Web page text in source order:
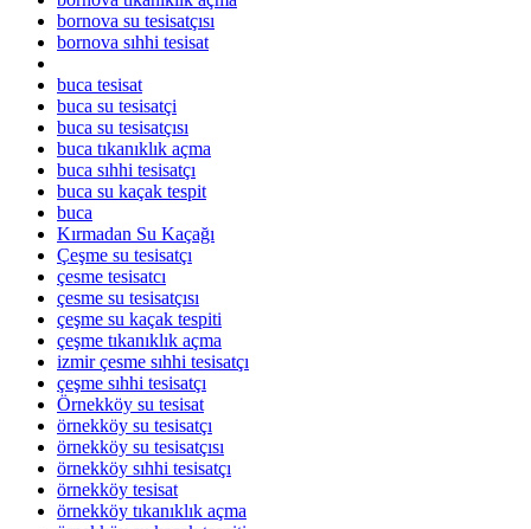
bornova su tesisatçısı
bornova sıhhi tesisat
buca tesisat
buca su tesisatçi
buca su tesisatçısı
buca tıkanıklık açma
buca sıhhi tesisatçı
buca su kaçak tespit
buca
Kırmadan Su Kaçağı
Çeşme su tesisatçı
çesme tesisatcı
çesme su tesisatçısı
çeşme su kaçak tespiti
çeşme tıkanıklık açma
izmir çesme sıhhi tesisatçı
çeşme sıhhi tesisatçı
Örnekköy su tesisat
örnekköy su tesisatçı
örnekköy su tesisatçısı
örnekköy sıhhi tesisatçı
örnekköy tesisat
örnekköy tıkanıklık açma